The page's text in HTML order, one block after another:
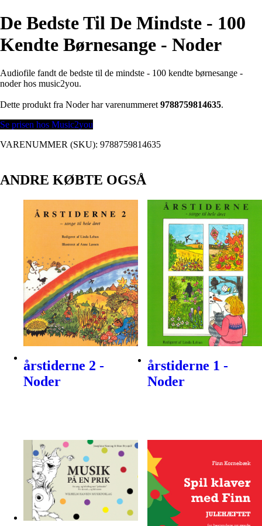
De Bedste Til De Mindste - 100
Kendte Børnesange - Noder
Audiofile fandt de bedste til de mindste - 100 kendte børnesange -
noder hos music2you.
Dette produkt fra Noder har varenummeret 9788759814635.
Se prisen hos Music2you
VARENUMMER (SKU): 9788759814635
ANDRE KØBTE OGSÅ
årstiderne 2 -
Noder
årstiderne 1 -
Noder